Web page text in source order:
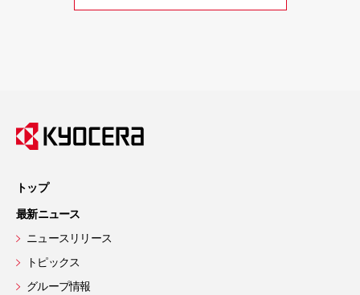
トップ
最新ニュース
ニュースリリース
トピックス
グループ情報